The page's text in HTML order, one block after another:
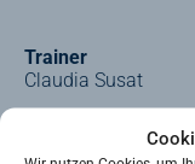
Trainer
Claudia Susat
Charlotte Gögel